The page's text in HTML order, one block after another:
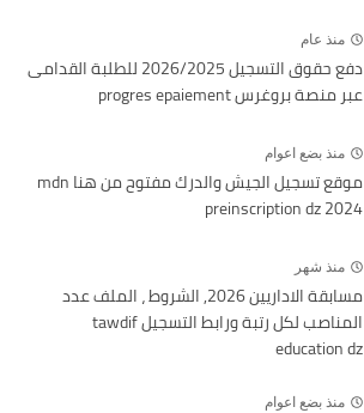
منذ عام
دفع حقوق التسجيل 2026/2025 للطلبة القدامى
عبر منصة بروغرس progres epaiement
منذ بضع اعوام
موقع تسجيل الجيش والدرك مفتوح من هنا mdn
preinscription dz 2024
منذ شهر
مسابقة الاداريين 2026, الشروط ، الملف عدد
المناصب لكل رتبة ورابط التسجيل tawdif
education dz
منذ بضع اعوام